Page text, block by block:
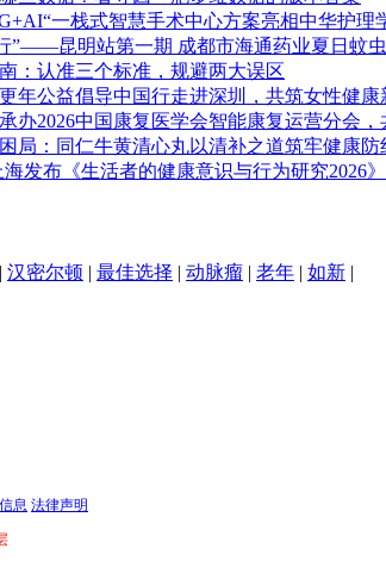
一栈式智慧手术中心方案亮相中华护理
”——昆明站第一期 成都市海通药业夏日蚊
：认准三个标准，规避两大误区
年公益倡导中国行走进深圳，共筑女性健康
办2026中国康复医学会智能康复运营分会
局：同仁牛黄清心丸以清补之道筑牢健康防
发布《生活者的健康意识与行为研究2026》
| 汉密尔顿 | 最佳选择 | 动脉瘤 | 老年 | 如新 |
息 法律声明